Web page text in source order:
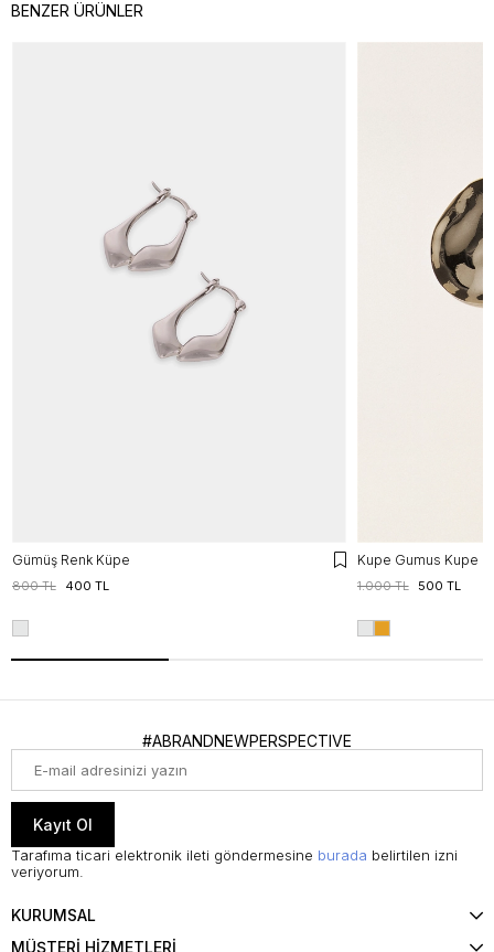
BENZER ÜRÜNLER
Gümüş Renk Küpe
400 TL
800 TL
Kupe Gumus Kupe
500 TL
1.000 TL
#ABRANDNEWPERSPECTIVE
Kayıt Ol
Tarafıma ticari elektronik ileti göndermesine burada belirtilen izni
veriyorum.
KURUMSAL
MÜŞTERİ HİZMETLERİ